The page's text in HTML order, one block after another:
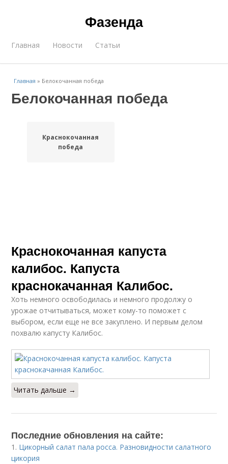
Фазенда
Главная Новости Статьи
Главная » Белокочанная победа
Белокочанная победа
Краснокочанная
победа
Краснокочанная капуста
калибос. Капуста
краснокачанная Калибос.
Хоть немного освободилась и немного продолжу о
урожае отчитываться, может кому-то поможет с
выбором, если еще не все закуплено. И первым делом
похвалю капусту Калибос.
Читать дальше →
Последние обновления на сайте:
1. Цикорный салат пала росса. Разновидности салатного
цикория